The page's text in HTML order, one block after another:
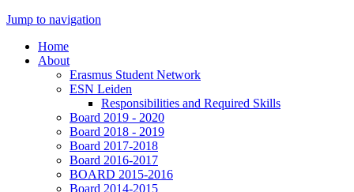
Jump to navigation
Home
About
Erasmus Student Network
ESN Leiden
Responsibilities and Required Skills
Board 2019 - 2020
Board 2018 - 2019
Board 2017-2018
Board 2016-2017
BOARD 2015-2016
Board 2014-2015